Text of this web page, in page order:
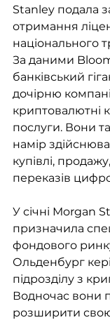
Stanley подала
отримання
національного
За даними
банківський
дочірню
криптовалютні
послуги. Вони
намір
купівлі,
переказів
У січні Morgan
призначила
фондового
Ольденбург
підрозділу з
Водночас вони
розширити